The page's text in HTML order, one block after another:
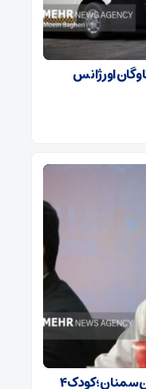
برای ناوگان اورژانس
۳ سانحه رانندگی در محورهای استان سمنان؛ کودک ۴